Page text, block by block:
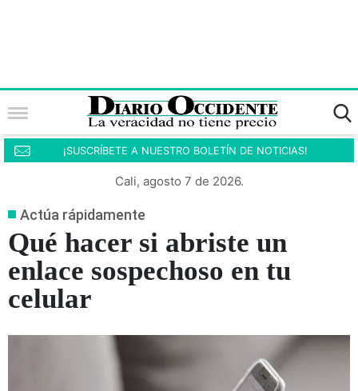
¡SUSCRÍBETE A NUESTRO BOLETÍN DE NOTICIAS!
Cali, agosto 7 de 2026.
Actúa rápidamente
Qué hacer si abriste un
enlace sospechoso en tu
celular